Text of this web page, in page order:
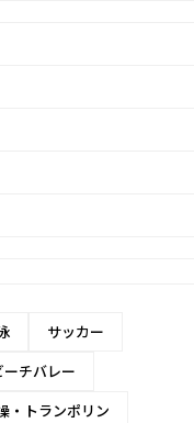
サッカー
ーチバレー
・トランポリン